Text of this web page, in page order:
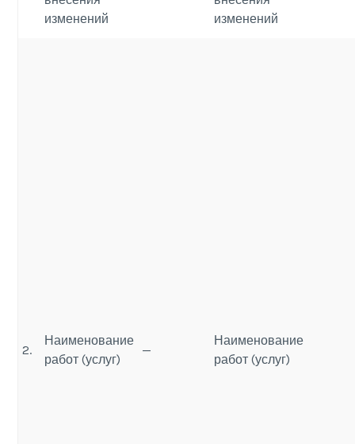
изменений
изменений
2.
Наименование
работ (услуг)
—
Наименование
работ (услуг)